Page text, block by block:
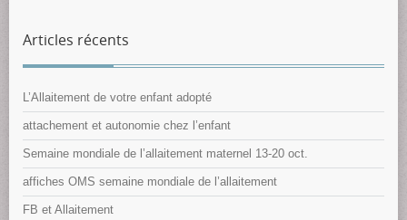
Articles récents
L’Allaitement de votre enfant adopté
attachement et autonomie chez l’enfant
Semaine mondiale de l’allaitement maternel 13-20 oct.
affiches OMS semaine mondiale de l’allaitement
FB et Allaitement